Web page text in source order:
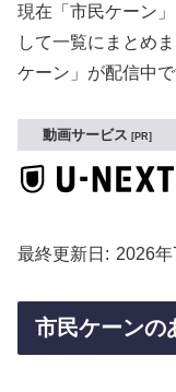
現在「市民ケーン
して一覧にまとめ
ケーン」が配信中で
動画サービス PR
最終更新日 2026年
市民ケーンの